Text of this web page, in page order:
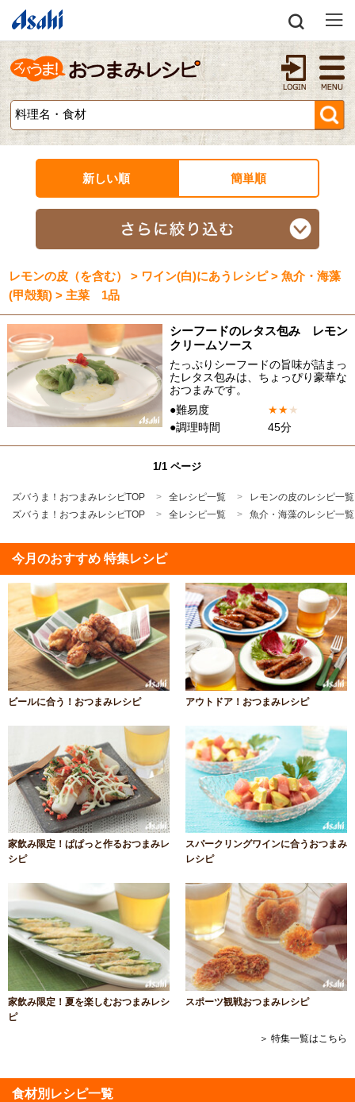
新しい順 簡単順
レモンの皮（を含む） > ワイン(白)にあうレシピ > 魚介・海藻
(甲殻類) > 主菜 1品
シーフードのレタス包み レモン
クリームソース
たっぷりシーフードの旨味が詰まっ
たレタス包みは、ちょっぴり豪華な
おつまみです。
●難易度
★★★
●調理時間
45分
1/1 ページ
ズバうま！おつまみレシピTOP 全レシピ一覧
レモンの皮のレシピ一覧
ズバうま！おつまみレシピTOP
全レシピ一覧 魚介・海藻のレシピ一覧
今月のおすすめ 特集レシピ
ビールに合う！おつまみレシピ アウトドア！おつまみレシピ
家飲み限定！ぱぱっと作るおつまみレ
シピ
スパークリングワインに合うおつまみ
レシピ
家飲み限定！夏を楽しむおつまみレシ
ピ
スポーツ観戦おつまみレシピ
＞ 特集一覧はこちら
食材別レシピ一覧